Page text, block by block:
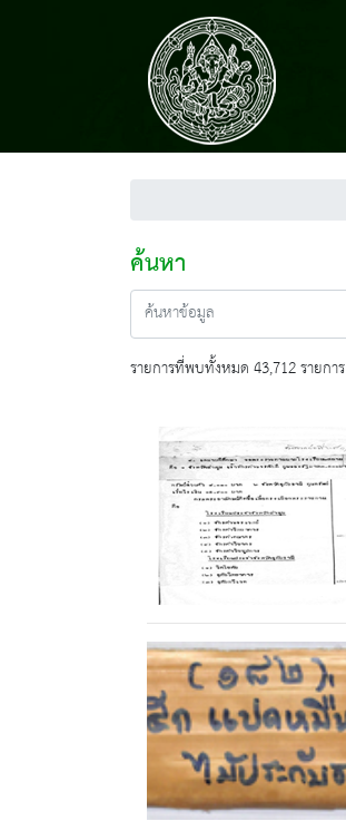
ค้นหา
รายการที่พบทั้งหมด 43,712 รายการ